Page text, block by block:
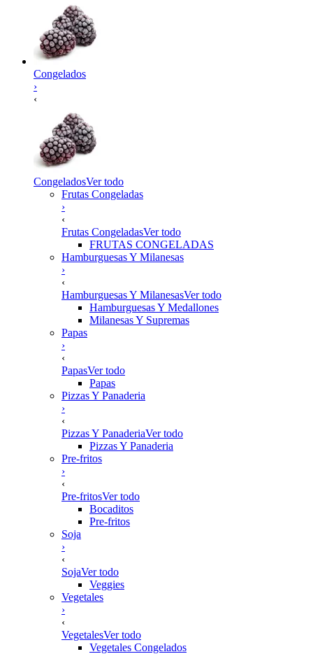
Congelados
›
‹
CongeladosVer todo
Frutas Congeladas
›
‹
Frutas CongeladasVer todo
FRUTAS CONGELADAS
Hamburguesas Y Milanesas
›
‹
Hamburguesas Y MilanesasVer todo
Hamburguesas Y Medallones
Milanesas Y Supremas
Papas
›
‹
PapasVer todo
Papas
Pizzas Y Panaderia
›
‹
Pizzas Y PanaderiaVer todo
Pizzas Y Panaderia
Pre-fritos
›
‹
Pre-fritosVer todo
Bocaditos
Pre-fritos
Soja
›
‹
SojaVer todo
Veggies
Vegetales
›
‹
VegetalesVer todo
Vegetales Congelados